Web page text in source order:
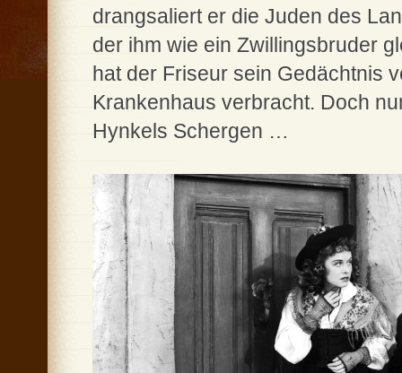
drangsaliert er die Juden des
der ihm wie ein Zwillingsbruder
hat der Friseur sein Gedächtnis
Krankenhaus verbracht. Doch
Hynkels Schergen …